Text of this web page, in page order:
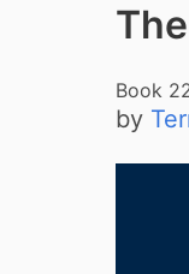
Book
by